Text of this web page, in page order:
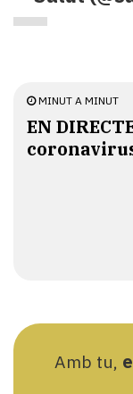
MINUT A MINUT
EN
Amb tu,